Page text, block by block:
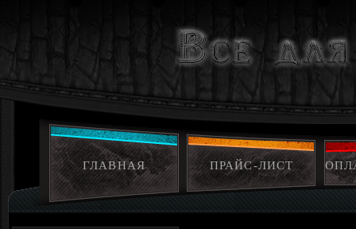
ГЛАВНАЯ ПРАЙС-ЛИСТ